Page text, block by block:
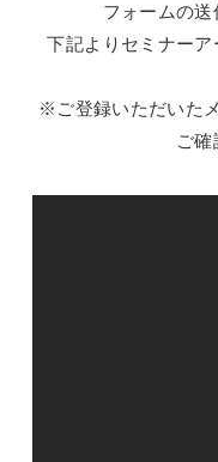
フォームの送
下記よりセミナー
※ご登録いただいた
ご確